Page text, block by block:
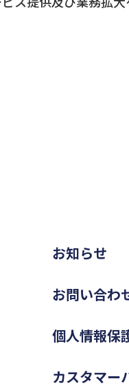
お知らせ
お問い合わ
個人情報保
カスタマー